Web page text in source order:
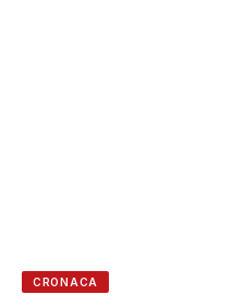
CRONACA